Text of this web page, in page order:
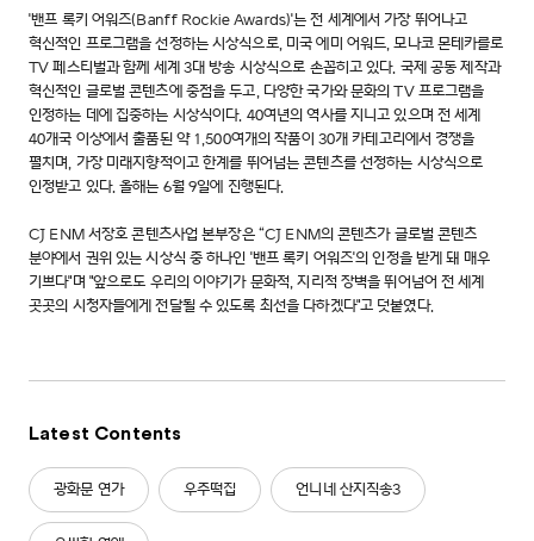
'밴프 록키 어워즈(Banff Rockie Awards)'는 전 세계에서 가장 뛰어나고
혁신적인 프로그램을 선정하는 시상식으로, 미국 에미 어워드, 모나코 몬테카를로
TV 페스티벌과 함께 세계 3대 방송 시상식으로 손꼽히고 있다. 국제 공동 제작과
혁신적인 글로벌 콘텐츠에 중점을 두고, 다양한 국가와 문화의 TV 프로그램을
인정하는 데에 집중하는 시상식이다. 40여년의 역사를 지니고 있으며 전 세계
40개국 이상에서 출품된 약 1,500여개의 작품이 30개 카테고리에서 경쟁을
펼치며, 가장 미래지향적이고 한계를 뛰어넘는 콘텐츠를 선정하는 시상식으로
인정받고 있다. 올해는 6월 9일에 진행된다.
CJ ENM 서장호 콘텐츠사업 본부장은 “CJ ENM의 콘텐츠가 글로벌 콘텐츠
분야에서 권위 있는 시상식 중 하나인 '밴프 록키 어워즈'의 인정을 받게 돼 매우
기쁘다"며 "앞으로도 우리의 이야기가 문화적, 지리적 장벽을 뛰어넘어 전 세계
곳곳의 시청자들에게 전달될 수 있도록 최선을 다하겠다"고 덧붙였다.
Latest Contents
광화문 연가 우주떡집 언니네 산지직송3